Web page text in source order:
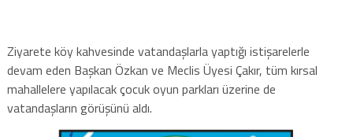
Ziyarete köy kahvesinde vatandaşlarla yaptığı istişarelerle
devam eden Başkan Özkan ve Meclis Üyesi Çakır, tüm kırsal
mahallelere yapılacak çocuk oyun parkları üzerine de
vatandaşların görüşünü aldı.